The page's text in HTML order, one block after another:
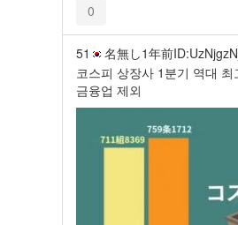
0
51 名無し1年前
코스피 상장사 1분기 역대 최
금융업 제외